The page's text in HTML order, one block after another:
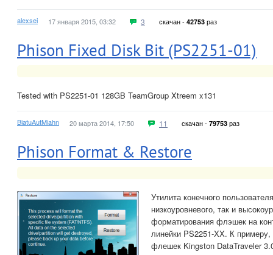
alexsei 17 января 2015, 03:32 3 скачан - 42753 раз
Phison Fixed Disk Bit (PS2251-01)
Tested with PS2251-01 128GB TeamGroup Xtreem x131
BiatuAutMiahn 20 марта 2014, 17:50 11 скачан - 79753 раз
Phison Format & Restore
Утилита конечного
низкоуровневого, так и
форматирования флэшек на
линейки PS2251-XX. К
флешек Kingston DataTraveler